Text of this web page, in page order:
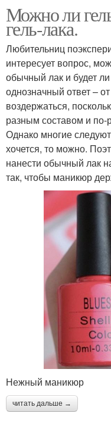
Можно ли
гель-лака.
Любительниц
интересует вопрос,
обычный лак и будет
однозначный ответ –
воздержаться,
разным составом и по-
Однако многие
хочется, то можно.
нанести обычный лак
так, чтобы маникюр
Нежный маникюр
читать дальше →